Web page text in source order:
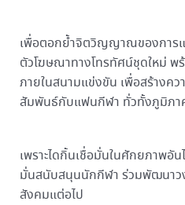
เพื่อตอกย้ำจิตวิญญาณของการ
ตัวโฆษณาทางโทรทัศน์ชุดใหม่ พ
ภายในสนามแข่งขัน เพื่อสร้างคว
สัมพันธ์กับแฟนกีฬา ทั่วทั้งภูมิภา
เพราะไดกิ้นเชื่อมั่นในศักยภาพอั
มั่นสนับสนุนนักกีฬา ร่วมพัฒนาว
สังคมแต่อไป